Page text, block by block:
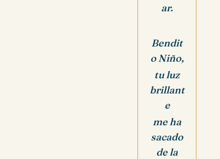
ar.
Bendit
o Niño,
tu luz
brillant
e
me ha
sacado
de la